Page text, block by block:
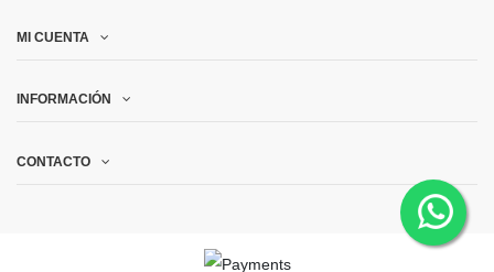
MI CUENTA
INFORMACIÓN
CONTACTO